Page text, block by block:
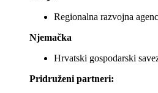
Regionalna razvojna
Njemačka
Hrvatski gospodarski
Pridruženi partneri: